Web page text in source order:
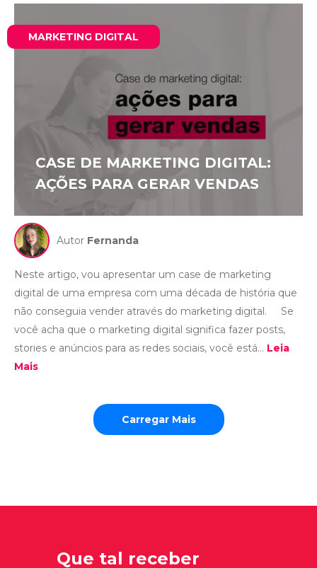
MARKETING DIGITAL
CASE DE MARKETING DIGITAL:
AÇÕES PARA GERAR VENDAS
Autor Fernanda
Neste artigo, vou apresentar um case de marketing
digital de uma empresa com uma década de história que
não conseguia vender através do marketing digital. Se
você acha que o marketing digital significa fazer posts,
stories e anúncios para as redes sociais, você está... Leia
Mais
Carregar Mais
Que tal receber